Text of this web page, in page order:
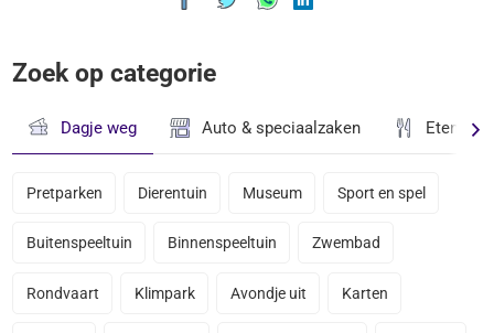
Zoek op categorie
Dagje weg Auto & speciaalzaken Eten &
Pretparken Dierentuin Museum Sport en spel
Buitenspeeltuin Binnenspeeltuin Zwembad
Rondvaart Klimpark Avondje uit Karten